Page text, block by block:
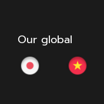
Our global